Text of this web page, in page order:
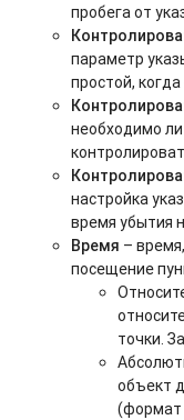
пробега от
параметр
простой,
необходимо
настройка
время убытия
Время –
посещение
точки.
объект
(формат